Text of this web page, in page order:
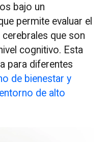
bajo un
permite evaluar el
que son
cognitivo. Esta
para diferentes
de bienestar y
entorno de alto